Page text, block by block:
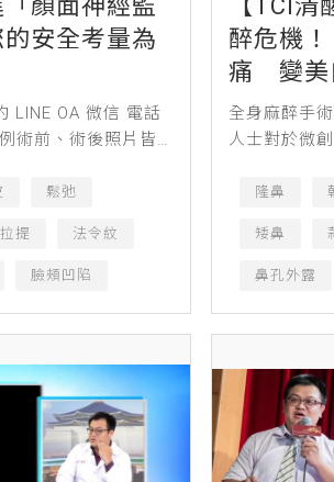
顏面神經監
安全考量為
LINE OA 微信 電話
術前、術後照片皆
用，療程前請務必
鬆弛
拉提 法令紋
臉頰凹陷
【TCI
醉危機
痛 變美
全身麻醉手
人士對於微
紛頻傳，加
隆鼻
矮鼻
鼻孔外露